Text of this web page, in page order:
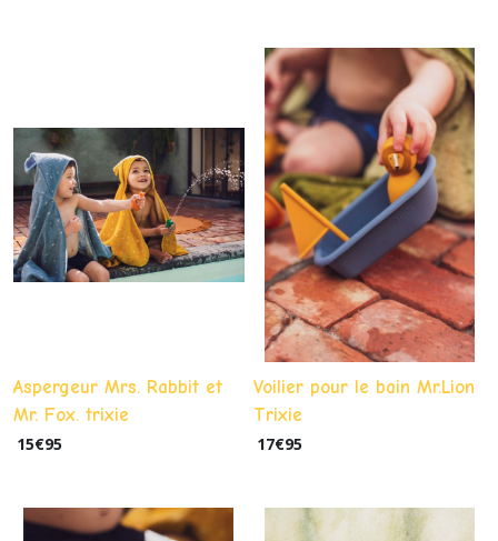
Aspergeur Mrs. Rabbit et
Mr. Fox. trixie
15€95
Voilier pour le bain Mr.Lion
Trixie
17€95